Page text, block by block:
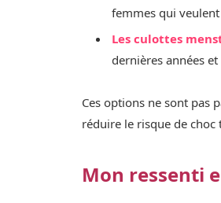
femmes qui
Les culottes
dernières années
Ces options ne sont pas
réduire le risque de
Mon ressenti